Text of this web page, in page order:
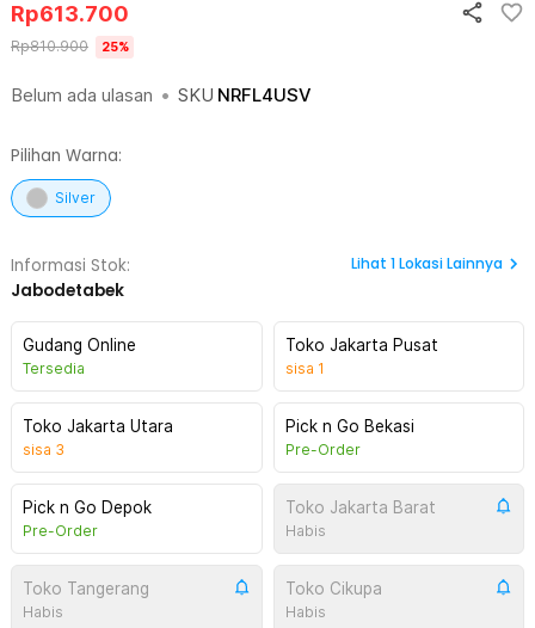
Belum ada ulasan • SKU NRFL4USV
Rp613.700
Rp810.900 25%
Pilihan Warna:
Silver
Informasi Stok:
Jabodetabek
Lihat 1Lokasi Lainnya
Gudang Online
Tersedia
Toko Jakarta Pusat
sisa 1
Toko Jakarta Utara
sisa 3
Pick n Go Bekasi
Pre-Order
Pick n Go Depok
Pre-Order
Toko Jakarta Barat
Habis
Toko Tangerang
Habis
Toko Cikupa
Habis